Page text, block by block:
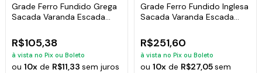
Grade Ferro Fundido Grega
Sacada Varanda Escada
R$105,38
à vista no Pix ou Boleto
ou10x de R$11,33sem juros
Grade Ferro Fundido Inglesa
Sacada Varanda Escada
R$251,60
à vista no Pix ou Boleto
ou 10xde R$27,05sem